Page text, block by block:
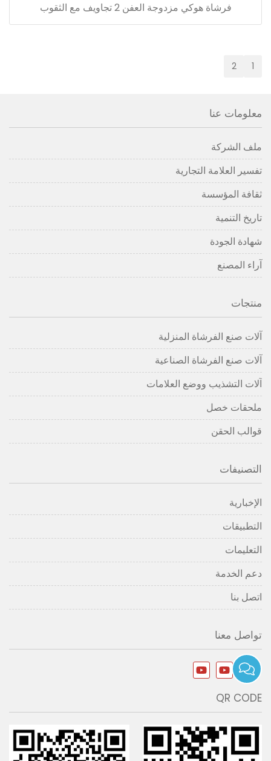
فرشاة هوكي مزدوجة العفن 2 تجاويف مع الثقوب
1
2
معلومات عنا
ملف الشركة
تفسير العلامة التجارية
ثقافة المؤسسة
تاريخ التنمية
شهادة الجودة
آراء المصنع
منتجات
آلات صنع الفرشاة المنزلية
آلات صنع الفرشاة الصناعية
آلات التشذيب ووضع العلامات
ملحقات خصل
قوالب الحقن
التصنيفات
الإخبارية
التطبيقات
التعليمات
دعم الخدمة
اتصل بنا
تواصل معنا
QR CODE